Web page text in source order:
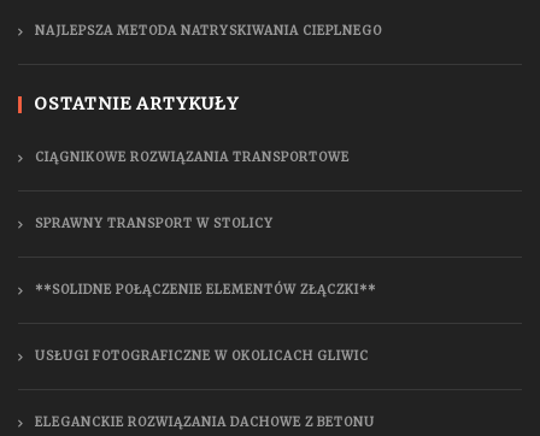
NAJLEPSZA METODA NATRYSKIWANIA CIEPLNEGO
OSTATNIE ARTYKUŁY
CIĄGNIKOWE ROZWIĄZANIA TRANSPORTOWE
SPRAWNY TRANSPORT W STOLICY
**SOLIDNE POŁĄCZENIE ELEMENTÓW ZŁĄCZKI**
USŁUGI FOTOGRAFICZNE W OKOLICACH GLIWIC
ELEGANCKIE ROZWIĄZANIA DACHOWE Z BETONU